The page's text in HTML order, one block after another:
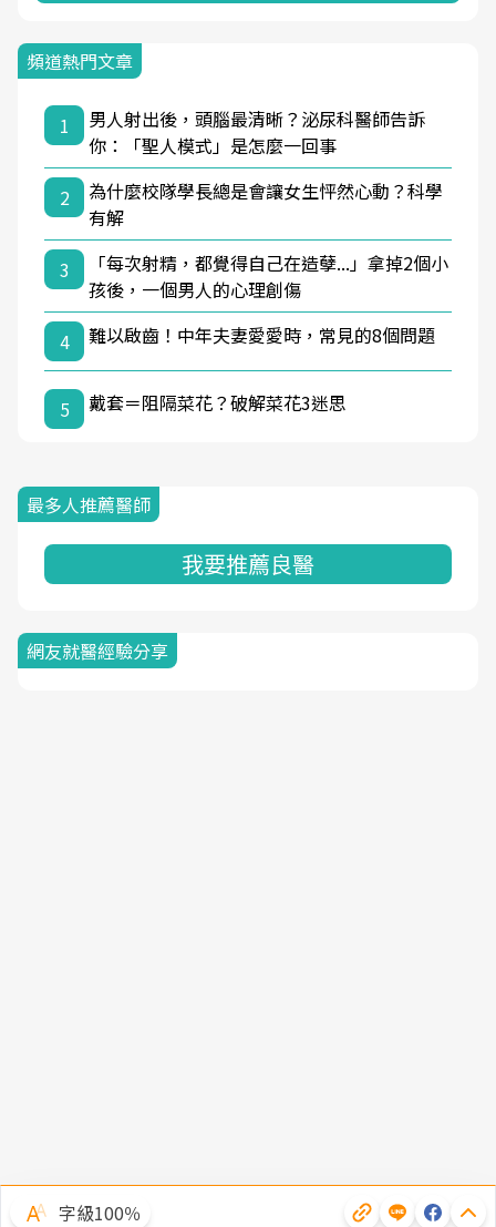
頻道熱門文章
1
男人射出後，頭腦最清晰？泌尿科醫師告訴
你：「聖人模式」是怎麼一回事
2
為什麼校隊學長總是會讓女生怦然心動？科學
有解
3
「每次射精，都覺得自己在造孽...」拿掉2個小
孩後，一個男人的心理創傷
4
難以啟齒！中年夫妻愛愛時，常見的8個問題
5 戴套＝阻隔菜花？破解菜花3迷思
最多人推薦醫師
我要推薦良醫
網友就醫經驗分享
字級100％